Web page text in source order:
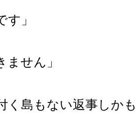
す」
ません」
く島もない返事しか